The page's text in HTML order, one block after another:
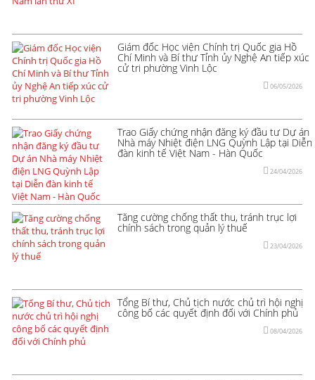
Giám đốc Học viện Chính trị Quốc gia Hồ
Chí Minh và Bí thư Tỉnh ủy Nghệ An tiếp xúc
cử tri phường Vinh Lộc
06/05/2026
Trao Giấy chứng nhận đăng ký đầu tư Dự án
Nhà máy Nhiệt điện LNG Quỳnh Lập tại Diễn
đàn kinh tế Việt Nam - Hàn Quốc
24/04/2026
Tăng cường chống thất thu, tránh trục lợi
chính sách trong quản lý thuế
23/04/2026
Tổng Bí thư, Chủ tịch nước chủ trì hội nghị
công bố các quyết định đối với Chính phủ
08/04/2026